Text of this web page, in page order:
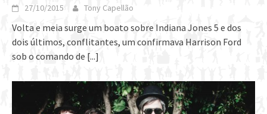
27/10/2015 Tony Capellão
Volta e meia surge um boato sobre Indiana Jones 5 e dos
dois últimos, conflitantes, um confirmava Harrison Ford
sob o comando de [...]